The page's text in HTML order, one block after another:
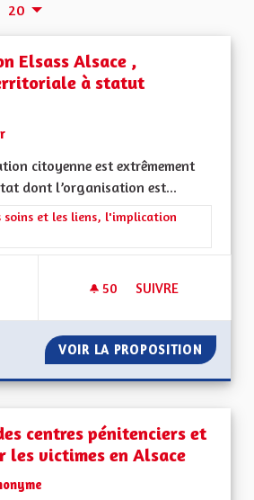
20
Elsass Alsace ,
à statut
citoyenne est extrêmement
dont l’organisation est...
de la catégorie : Les solidarités, les soins
soins et les liens, l'implication
50 50 ABONNÉS
SUIVRE
VOIR LA PROPOSITION POUR
centres pénitenciers et
les victimes en Alsace